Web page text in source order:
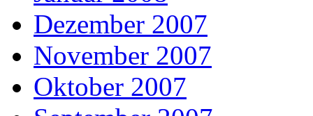
Dezember 2007
November 2007
Oktober 2007